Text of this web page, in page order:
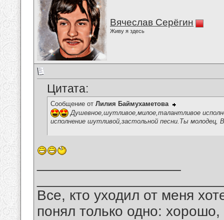
Вячеслав Серёгин
Живу я здесь
Цитата:
Сообщение от Лилия Баймухаметова
Душевное,шутливое,милое,талантливое
исполнение шутливой,застольной песни.Ты молодец,
Все, кто уходил от меня
понял только одно: